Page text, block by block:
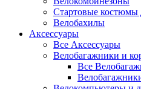
Стартовые костюмы
Велобахилы
Аксессуары
Все Аксессуары
Велобагажники и
Все